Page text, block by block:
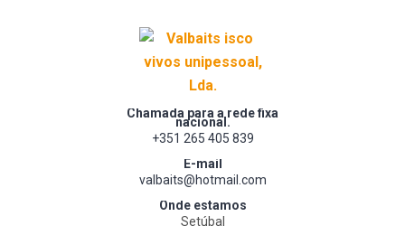
Chamada para a rede fixa
nacional.
+351 265 405 839
E-mail
valbaits@hotmail.com
Onde estamos
Setúbal